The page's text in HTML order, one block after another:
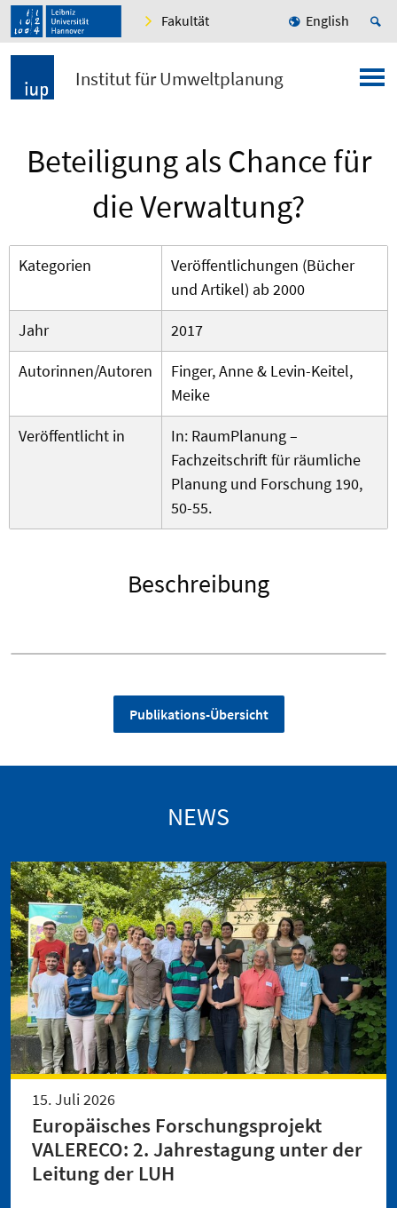
Fakultät English
Institut für Umweltplanung
Beteiligung als Chance für
die Verwaltung?
Kategorien
Veröffentlichungen (Bücher
und Artikel) ab 2000
Jahr
2017
Autorinnen/Autoren
Finger, Anne & Levin-Keitel,
Meike
Veröffentlicht in
In: RaumPlanung –
Fachzeitschrift für räumliche
Planung und Forschung 190,
50-55.
Beschreibung
Publikations-Übersicht
NEWS
15. Juli 2026
Europäisches Forschungsprojekt
VALERECO: 2. Jahrestagung unter der
Leitung der LUH